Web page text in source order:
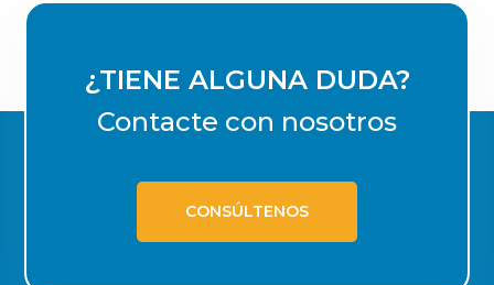
¿TIENE ALGUNA DUDA?
Contacte con nosotros
CONSÚLTENOS